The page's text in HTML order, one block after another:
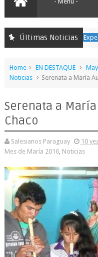
Últimas Noticias
150 Expedición
Home EN DESTAQUE
Noticias
Serenata a María
Serenata a
Chaco
Salesianos Paraguay 10
Mes de María 2016, Noticias